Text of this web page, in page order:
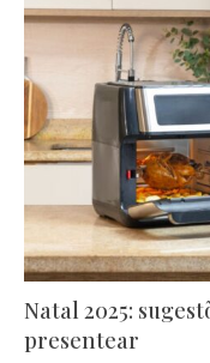
Natal 2025:
presentear